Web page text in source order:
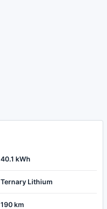
40.1 kWh
Ternary Lithium
190 km